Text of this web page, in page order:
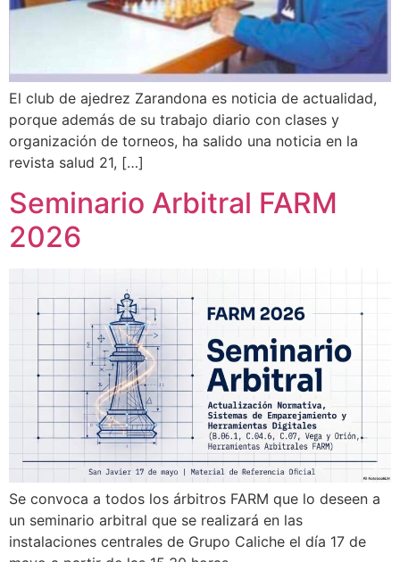
El club de ajedrez Zarandona es noticia de actualidad,
porque además de su trabajo diario con clases y
organización de torneos, ha salido una noticia en la
revista salud 21, […]
Seminario Arbitral FARM
2026
Se convoca a todos los árbitros FARM que lo deseen a
un seminario arbitral que se realizará en las
instalaciones centrales de Grupo Caliche el día 17 de